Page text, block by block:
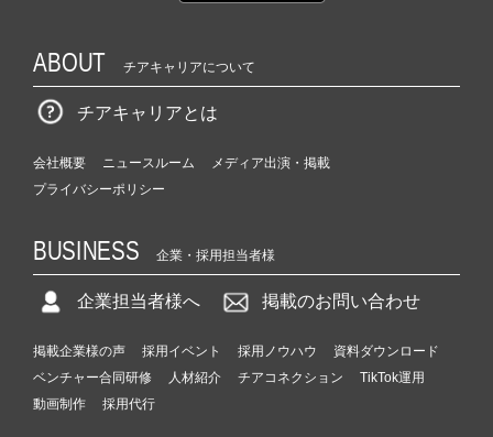
ABOUT チアキャリアについて
チアキャリアとは
会社概要 ニュースルーム
メディア出演・掲載
プライバシーポリシー
BUSINESS 企業・採用担当者様
企業担当者様へ 掲載のお問い合わせ
掲載企業様の声 採用イベント 採用ノウハウ
資料ダウンロード
ベンチャー合同研修
人材紹介 チアコネクション
TikTok運用
動画制作
採用代行